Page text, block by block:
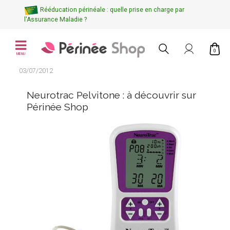
Rééducation périnéale : quelle prise en charge par
l'Assurance Maladie ?
MENU
0
03/07/2012
Neurotrac Pelvitone : à découvrir sur
Périnée Shop